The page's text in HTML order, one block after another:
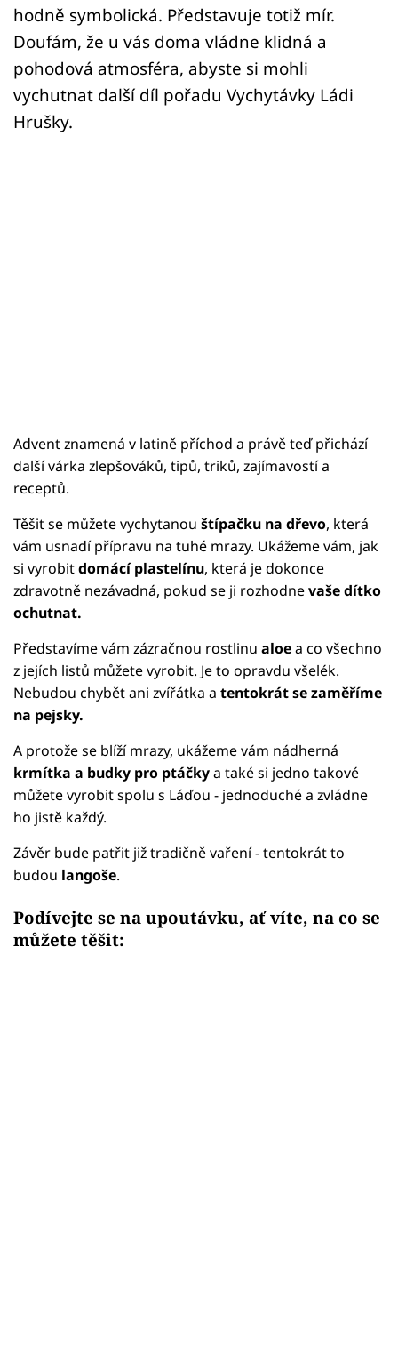
hodně symbolická. Představuje totiž mír.
Doufám, že u vás doma vládne klidná a
pohodová atmosféra, abyste si mohli
vychutnat další díl pořadu Vychytávky Ládi
Hrušky.
Advent znamená v latině příchod a právě teď přichází
další várka zlepšováků, tipů, triků, zajímavostí a
receptů.
Těšit se můžete vychytanou štípačku na dřevo, která
vám usnadí přípravu na tuhé mrazy. Ukážeme vám, jak
si vyrobitdomácí plastelínu, která je dokonce
zdravotně nezávadná, pokud se ji rozhodnevaše dítko
ochutnat.
Představíme vám zázračnou rostlinu aloea co všechno
z jejích listů můžete vyrobit. Je to opravdu všelék.
Nebudou chybět ani zvířátka a tentokrát se zaměříme
na pejsky.
A protože se blíží mrazy, ukážeme vám nádherná
krmítka a budky pro ptáčkya také si jedno takové
můžete vyrobit spolu s Láďou - jednoduché a zvládne
ho jistě každý.
Závěr bude patřit již tradičně vaření - tentokrát to
budou langoše.
Podívejte se na upoutávku, ať víte, na co se
můžete těšit: